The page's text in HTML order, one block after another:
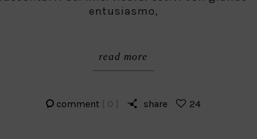
entusiasmo,
read more
comment [ 0 ] share 24